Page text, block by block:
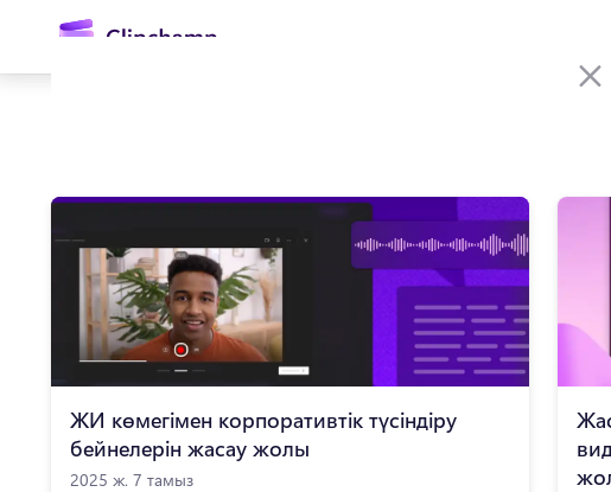
ЖИ көмегімен корпоративтік түсіндіру
бейнелерін жасау жолы
2025 ж. 7 тамыз